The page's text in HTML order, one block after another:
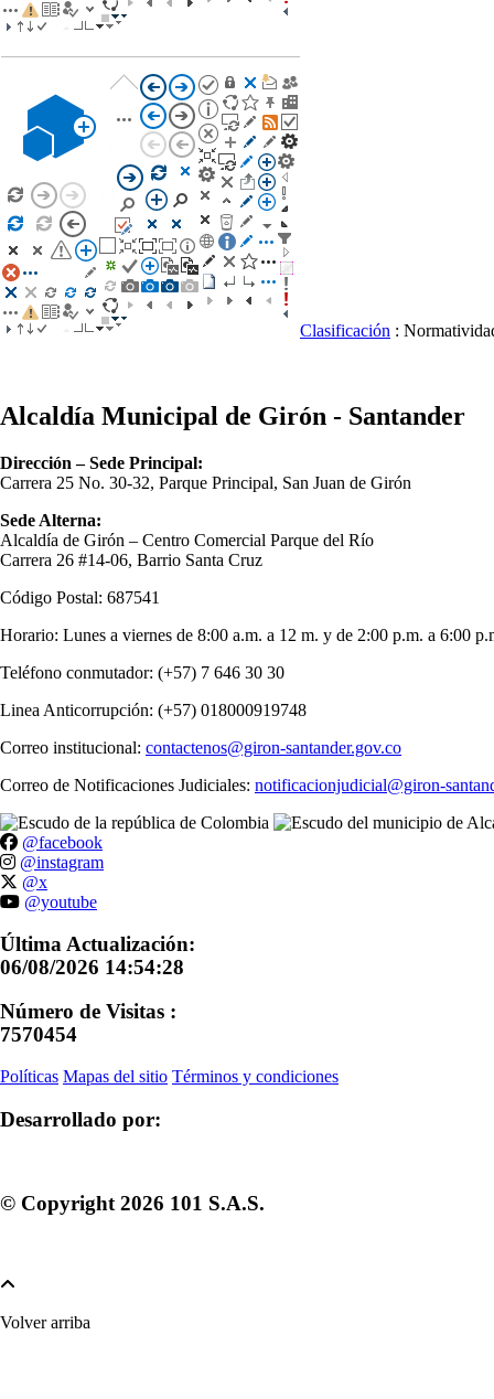
Clasificación :
Alcaldía Municipal de Girón - Santander
Dirección – Sede Principal:
Carrera 25 No. 30-32, Parque Principal, San Juan de Girón
Sede Alterna:
Alcaldía de Girón – Centro Comercial Parque del Río
Carrera 26 #14-06, Barrio Santa Cruz
Código Postal: 687541
Horario: Lunes a viernes de 8:00 a.m. a 12 m. y de 2:00 p.m. a 6:00
Teléfono conmutador: (+57) 7 646 30 30
Linea Anticorrupción: (+57) 018000919748
Correo institucional: contactenos@giron-santander.gov.co
Correo de Notificaciones Judiciales: notificacionjudicial@giron-
@facebook
@instagram
@x
@youtube
Última Actualización:
06/08/2026 14:54:28
Número de Visitas :
7570454
Políticas Mapas del sitio Términos y condiciones
Desarrollado por:
© Copyright 2026 101 S.A.S.
Volver arriba